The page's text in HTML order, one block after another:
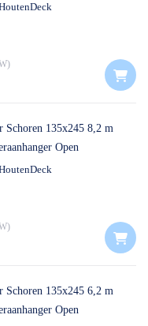
Schoren 135x245 8,2 m
Open
Schoren 135x245 6,2 m
Open